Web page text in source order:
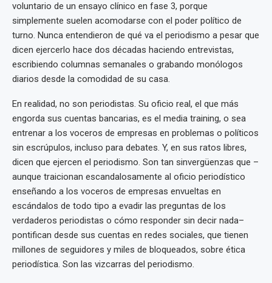
voluntario de un ensayo clínico en fase 3, porque
simplemente suelen acomodarse con el poder político de
turno. Nunca entendieron de qué va el periodismo a pesar que
dicen ejercerlo hace dos décadas haciendo entrevistas,
escribiendo columnas semanales o grabando monólogos
diarios desde la comodidad de su casa.
En realidad, no son periodistas. Su oficio real, el que más
engorda sus cuentas bancarias, es el media training, o sea
entrenar a los voceros de empresas en problemas o políticos
sin escrúpulos, incluso para debates. Y, en sus ratos libres,
dicen que ejercen el periodismo. Son tan sinvergüenzas que –
aunque traicionan escandalosamente al oficio periodístico
enseñando a los voceros de empresas envueltas en
escándalos de todo tipo a evadir las preguntas de los
verdaderos periodistas o cómo responder sin decir nada–
pontifican desde sus cuentas en redes sociales, que tienen
millones de seguidores y miles de bloqueados, sobre ética
periodística. Son las vizcarras del periodismo.